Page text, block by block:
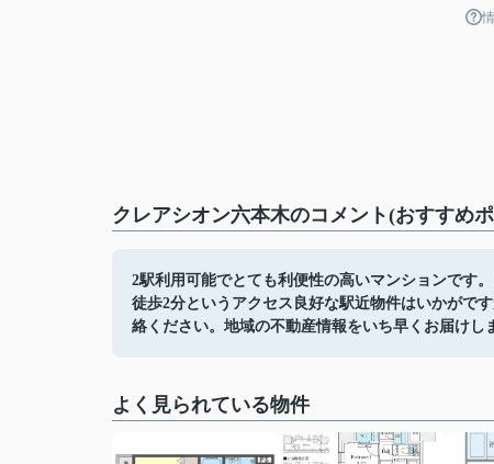
クレアシオン六本木のコメント(おすすめ
2駅利用可能でとても利便性の高いマンションです
徒歩2分というアクセス良好な駅近物件はいかがで
絡ください。地域の不動産情報をいち早くお届けし
よく見られている物件